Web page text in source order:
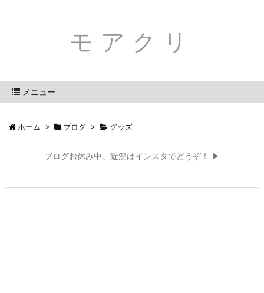
モアクリ
メニュー
ホーム > ブログ > グッズ
ブログお休み中。近況はインスタでどうぞ！ ▶